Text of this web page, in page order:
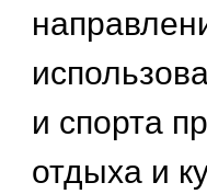
и спорта
отдыха и